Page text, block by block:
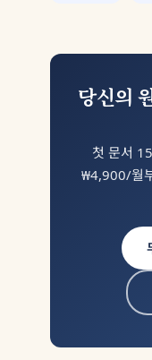
당신의
첫 문서
₩4,900/월